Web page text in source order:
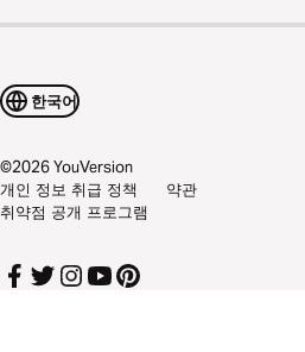
한국어
©2026YouVersion
개인 정보 취급 정책
약관
취약점 공개 프로그램